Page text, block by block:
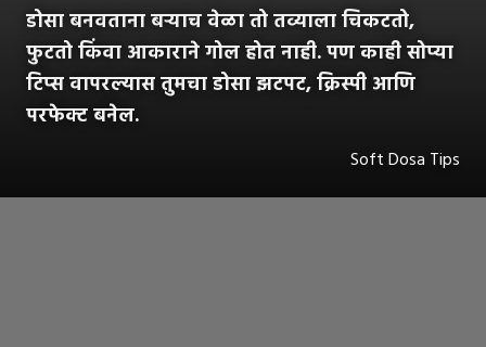
डोसा बनवताना बऱ्याच वेळा तो तव्याला चिकटतो,
फुटतो किंवा आकाराने गोल होत नाही. पण काही सोप्या
टिप्स वापरल्यास तुमचा डोसा झटपट, क्रिस्पी आणि
परफेक्ट बनेल.
Soft Dosa Tips